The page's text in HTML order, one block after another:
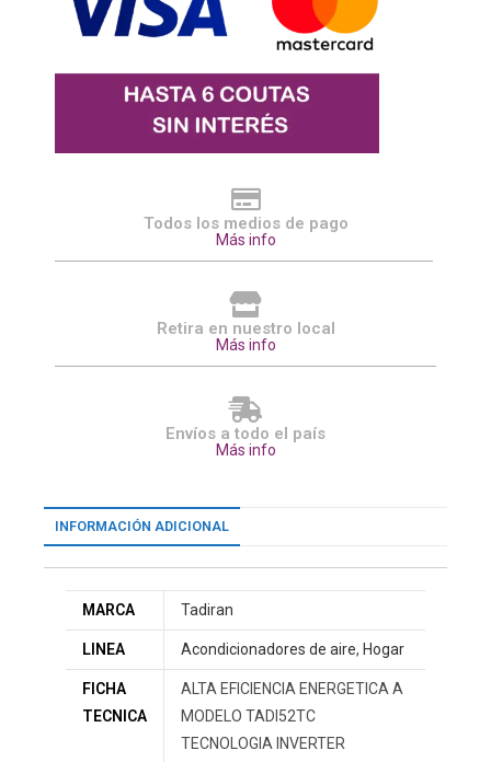
Todos los medios de pago
Más info
Retira en nuestro local
Más info
Envíos a todo el país
Más info
INFORMACIÓN ADICIONAL
MARCA Tadiran
LINEA Acondicionadores de aire, Hogar
FICHA
TECNICA
ALTA EFICIENCIA ENERGETICA A
MODELO TADI52TC
TECNOLOGIA INVERTER